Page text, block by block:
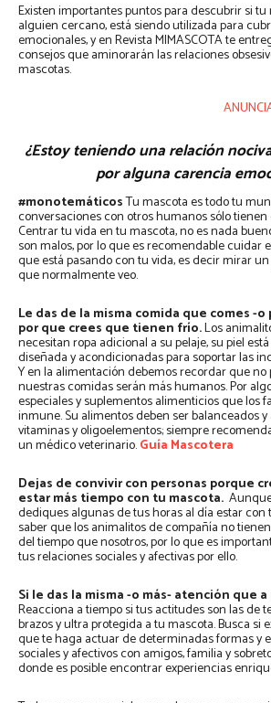
Existen importantes puntos para descubrir si tu
alguien cercano, está siendo utilizada para
emocionales, y en Revista MIMASCOTA te
consejos que aminorarán las relaciones
mascotas.
¿Estoy teniendo una relación
por alguna carencia
#monotemáticosTu mascota es todo tu
conversaciones con otros humanos sólo tienen
Centrar tu vida en tu mascota, no es nada
son malos, por lo que es recomendable cuidar
que está pasando con tu vida, es decir mirar
que normalmente veo.
Le das de la misma comida que comes -
por que crees que tienen frío.Los
necesitan ropa adicional a su pelaje, su piel
diseñada y acondicionadas para soportar las
Y en la alimentación debemos recordar que
nuestras comidas serán más humanos. Por
especiales y suplementos alimenticios que los
inmune. Su alimentos deben ser balanceados
vitaminas y oligoelementos; siempre
un médico veterinario.Guía Mascotera
Dejas de convivir con personas porque
estar más tiempo con tu mascota.
dediques algunas de tus horas al día estar con
saber que los animalitos de compañía no
del tiempo que nosotros, por lo que es
tus relaciones sociales y afectivas por ello.
Si le das la misma -o más- atención que
Reacciona a tiempo si tus actitudes son las de
brazos y ultra protegida a tu mascota. Busca si
que te haga actuar de determinadas formas y
sociales y afectivos con amigos, familia y
donde es posible encontrar experiencias